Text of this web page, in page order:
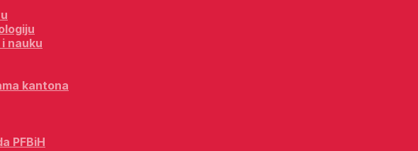
nauku
kantona
PFBiH